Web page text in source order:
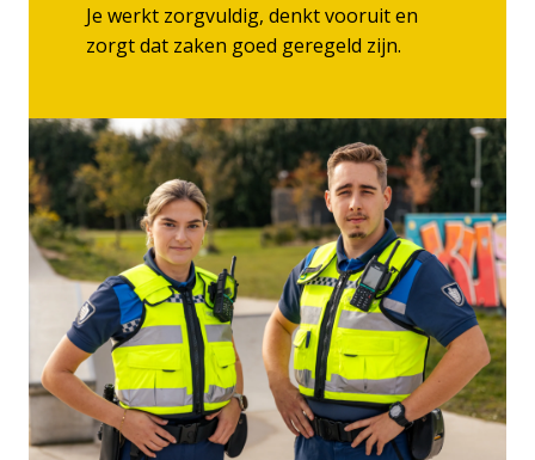
Je werkt zorgvuldig, denkt vooruit en
zorgt dat zaken goed geregeld zijn.